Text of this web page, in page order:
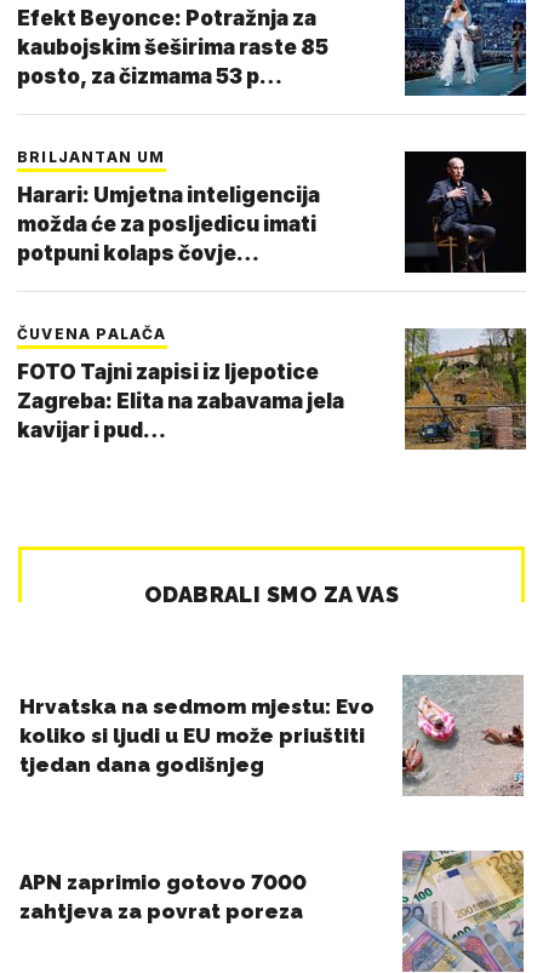
Efekt Beyonce: Potražnja za
kaubojskim šeširima raste 85
posto, za čizmama 53 p…
BRILJANTAN UM
Harari: Umjetna inteligencija
možda će za posljedicu imati
potpuni kolaps čovje…
ČUVENA PALAČA
FOTO Tajni zapisi iz ljepotice
Zagreba: Elita na zabavama jela
kavijar i pud…